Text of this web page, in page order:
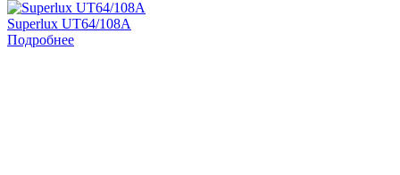
Superlux UT64/108A
Подробнее